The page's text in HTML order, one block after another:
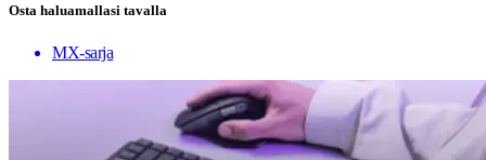
Osta haluamallasi tavalla
MX-sarja